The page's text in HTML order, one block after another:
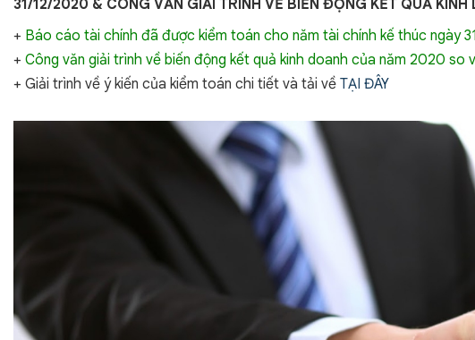
31/12/2020 & CÔNG VĂN GIẢI TRÌNH VỀ BIẾN ĐỘNG KẾT QUẢ
+ Báo cáo tài chính đã được kiểm toán cho năm tài chính kế thúc ngày
+ Công văn giải trình về biến động kết quả kinh doanh của năm 2020 so
+ Giải trình về ý kiến của kiểm toán chi tiết và tải về TẠI ĐÂY